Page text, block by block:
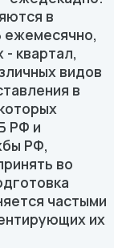
в
ежемесячно,
квартал,
видов
в
РФ и
РФ,
во
частыми
их